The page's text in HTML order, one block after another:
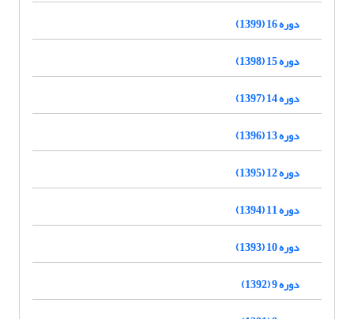
دوره 16 (1399)
دوره 15 (1398)
دوره 14 (1397)
دوره 13 (1396)
دوره 12 (1395)
دوره 11 (1394)
دوره 10 (1393)
دوره 9 (1392)